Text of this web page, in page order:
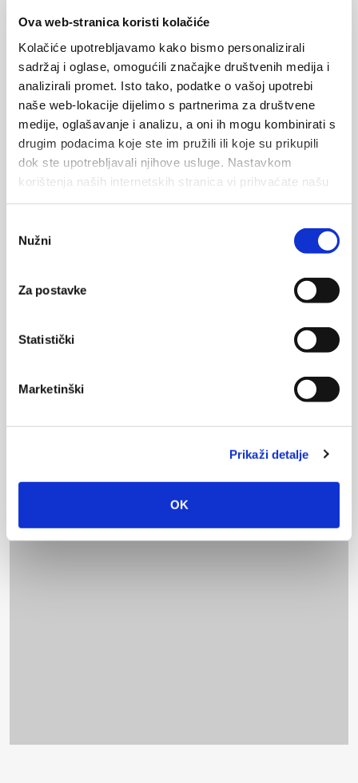
Ova web-stranica koristi kolačiće
Kolačiće upotrebljavamo kako bismo personalizirali
sadržaj i oglase, omogućili značajke društvenih medija i
analizirali promet. Isto tako, podatke o vašoj upotrebi
naše web-lokacije dijelimo s partnerima za društvene
medije, oglašavanje i analizu, a oni ih mogu kombinirati s
drugim podacima koje ste im pružili ili koje su prikupili
dok ste upotrebljavali njihove usluge. Nastavkom
korištenja naših internetskih stranica vi prihvaćate našu
pristanka
Nužni
Za postavke
Statistički
Marketinški
Prikaži detalje
OK
Poruka
Vaši podaci biti će poslani vlasniku smještaja i pohranjeni na e-